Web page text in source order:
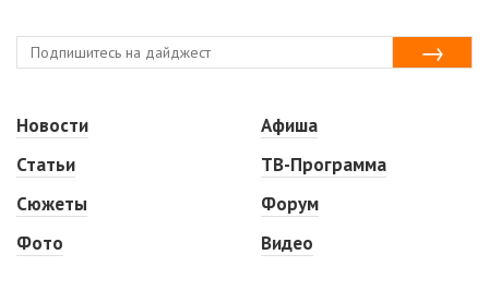
Новости
Статьи
Сюжеты
Фото
Афиша
ТВ-Программа
Форум
Видео